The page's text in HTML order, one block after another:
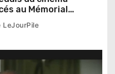
au Mémorial
LeJourPile